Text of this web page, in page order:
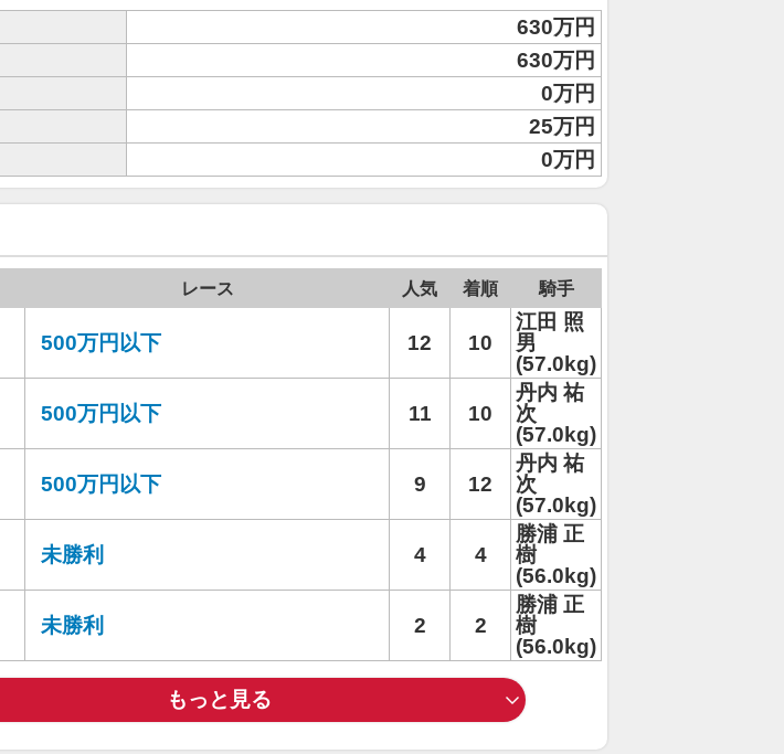
630万円
630万円
0万円
25万円
0万円
レース 人気 着順 騎手
500万円以下 12 10
江田 照
男
(57.0kg)
500万円以下 11 10
丹内 祐
次
(57.0kg)
500万円以下 9 12
丹内 祐
次
(57.0kg)
未勝利 4 4
勝浦 正
樹
(56.0kg)
未勝利 2 2
勝浦 正
樹
(56.0kg)
もっと見る